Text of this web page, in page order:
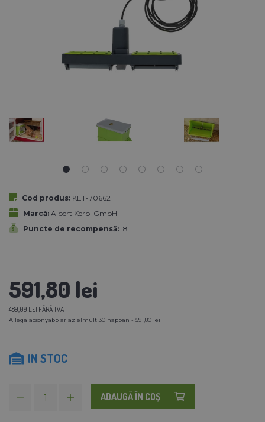
Cod produs: KET-70662
Marcă: Albert Kerbl GmbH
Puncte de recompensă: 18
591,80 lei
489,09 LEI FĂRĂ TVA
A legalacsonyabb ár az elmúlt 30 napban - 591,80 lei
IN STOC
ADAUGĂ ÎN COŞ